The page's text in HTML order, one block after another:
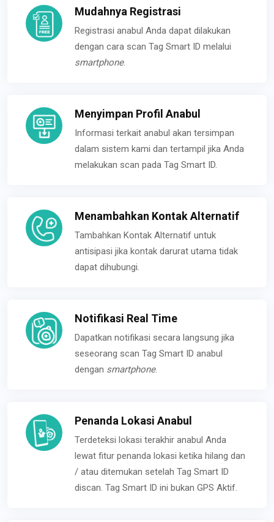
Mudahnya Registrasi
Registrasi anabul Anda dapat dilakukan
dengan cara scan Tag Smart ID melalui
smartphone.
Menyimpan Profil Anabul
Informasi terkait anabul akan tersimpan
dalam sistem kami dan tertampil jika Anda
melakukan scan pada Tag Smart ID.
Menambahkan Kontak Alternatif
Tambahkan Kontak Alternatif untuk
antisipasi jika kontak darurat utama tidak
dapat dihubungi.
Notifikasi Real Time
Dapatkan notifikasi secara langsung jika
seseorang scan Tag Smart ID anabul
dengan smartphone.
Penanda Lokasi Anabul
Terdeteksi lokasi terakhir anabul Anda
lewat fitur penanda lokasi ketika hilang dan
/ atau ditemukan setelah Tag Smart ID
discan. Tag Smart ID ini bukan GPS Aktif.